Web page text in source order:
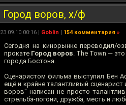
Город воров, х/ф
23.09.10 00:16 | Goblin | 154 комментария »
Сегодня на кинорынке переводил/
прокате Город воров. The Town —
города Бостона.
Сценаристом фильма выступил Бен
ещё и крайне талантливый
воров" написан не просто
стрельба-погони, дружба, месть и